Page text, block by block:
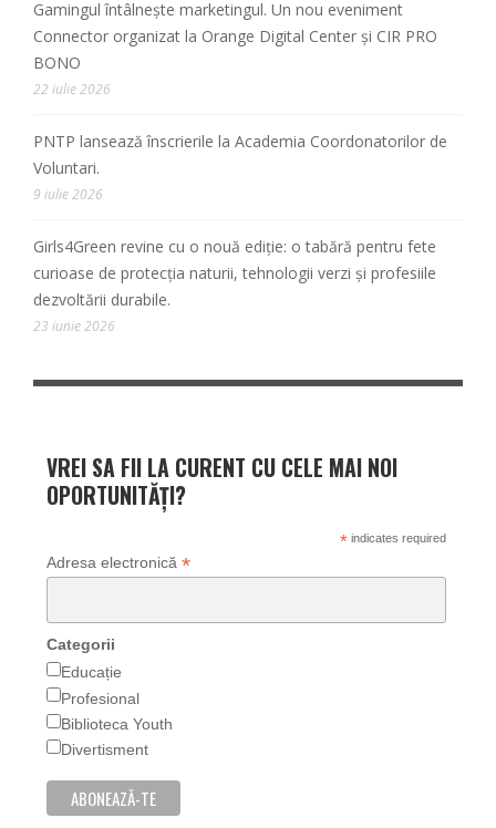
Gamingul întâlnește marketingul. Un nou eveniment
Connector organizat la Orange Digital Center și CIR PRO
BONO
22 iulie 2026
PNTP lansează înscrierile la Academia Coordonatorilor de
Voluntari.
9 iulie 2026
Girls4Green revine cu o nouă ediție: o tabără pentru fete
curioase de protecția naturii, tehnologii verzi și profesiile
dezvoltării durabile.
23 iunie 2026
VREI SA FII LA CURENT CU CELE MAI NOI
OPORTUNITĂȚI?
*indicates required
Adresa electronică *
Categorii
Educație
Profesional
Biblioteca Youth
Divertisment